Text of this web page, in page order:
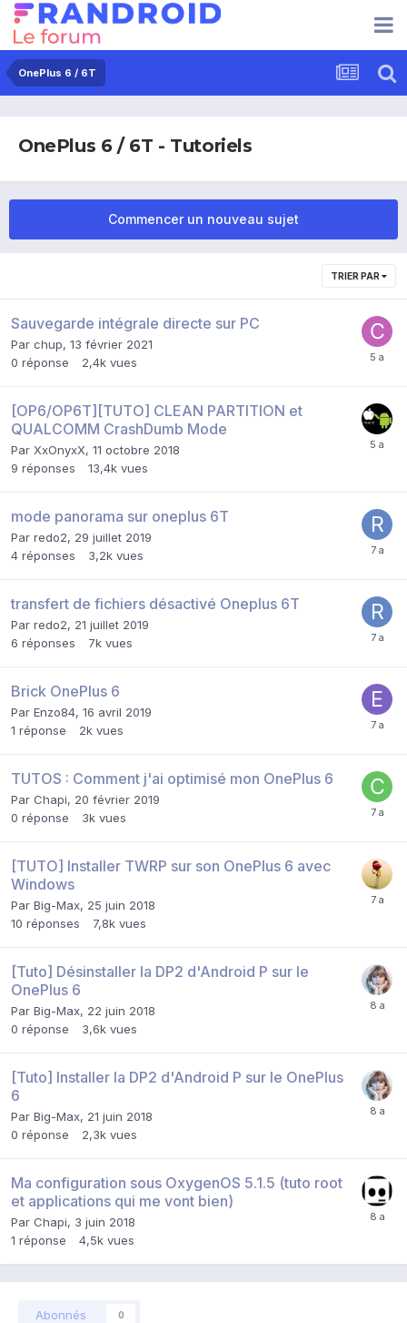
OnePlus 6 / 6T
OnePlus 6 / 6T - Tutoriels
Commencer un nouveau sujet
TRIER PAR
Sauvegarde intégrale directe sur PC
Par chup, 13 février 2021
0 réponse 2,4k vues
[OP6/OP6T][TUTO] CLEAN PARTITION et
QUALCOMM CrashDumb Mode
Par XxOnyxX, 11 octobre 2018
9 réponses 13,4k vues
mode panorama sur oneplus 6T
Par redo2, 29 juillet 2019
4 réponses 3,2k vues
transfert de fichiers désactivé Oneplus 6T
Par redo2, 21 juillet 2019
6 réponses 7k vues
Brick OnePlus 6
Par Enzo84, 16 avril 2019
1 réponse 2k vues
TUTOS : Comment j'ai optimisé mon OnePlus 6
Par Chapi, 20 février 2019
0 réponse 3k vues
[TUTO] Installer TWRP sur son OnePlus 6 avec
Windows
Par Big-Max, 25 juin 2018
10 réponses 7,8k vues
[Tuto] Désinstaller la DP2 d'Android P sur le
OnePlus 6
Par Big-Max, 22 juin 2018
0 réponse 3,6k vues
[Tuto] Installer la DP2 d'Android P sur le OnePlus
6
Par Big-Max, 21 juin 2018
0 réponse 2,3k vues
Ma configuration sous OxygenOS 5.1.5 (tuto root
et applications qui me vont bien)
Par Chapi, 3 juin 2018
1 réponse 4,5k vues
Abonnés 0